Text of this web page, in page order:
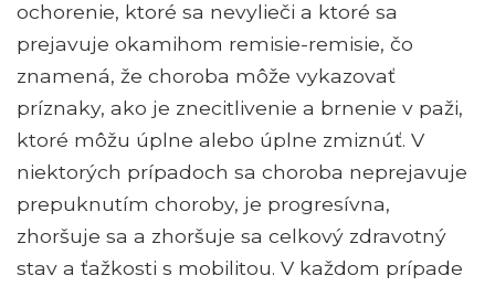
ochorenie, ktoré sa nevylieči a ktoré sa
prejavuje okamihom remisie-remisie, čo
znamená, že choroba môže vykazovať
príznaky, ako je znecitlivenie a brnenie v paži,
ktoré môžu úplne alebo úplne zmiznúť. V
niektorých prípadoch sa choroba neprejavuje
prepuknutím choroby, je progresívna,
zhoršuje sa a zhoršuje sa celkový zdravotný
stav a ťažkosti s mobilitou. V každom prípade